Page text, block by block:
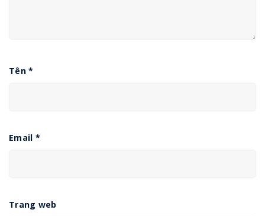
Tên *
Email *
Trang web